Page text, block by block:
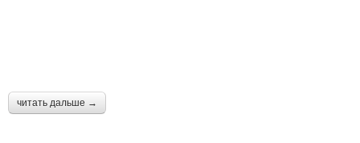
читать дальше →